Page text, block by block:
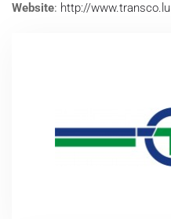
Website: http://www.transco.lu